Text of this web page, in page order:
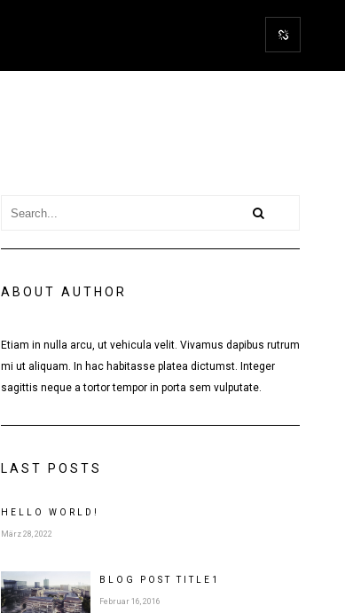
ABOUT AUTHOR
Etiam in nulla arcu, ut vehicula velit. Vivamus dapibus rutrum
mi ut aliquam. In hac habitasse platea dictumst. Integer
sagittis neque a tortor tempor in porta sem vulputate.
LAST POSTS
HELLO WORLD!
März 28, 2022
BLOG POSTTITLE 1
Februar 16, 2016